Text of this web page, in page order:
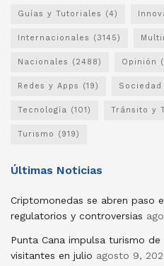
Guías y Tutoriales (4)
Internacionales (3145)
Nacionales (2488) Opinión
Redes y Apps (19)
Tecnología (101) Tránsito y
Turismo (919)
Últimas Noticias
Criptomonedas se abren paso
regulatorios y controversias
Punta Cana impulsa turismo
visitantes en julio agosto 9,